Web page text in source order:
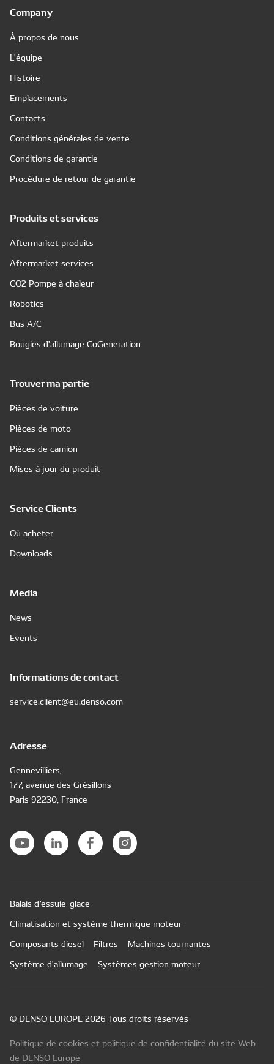
Company
À propos de nous
L'équipe
Histoire
Emplacements
Contacts
Conditions générales de vente
Conditions de garantie
Procédure de retour de garantie
Produits et services
Aftermarket produits
Aftermarket services
CO2 Pompe à chaleur
Robotics
Bus A/C
Bougies d'allumage CoGeneration
Trouver ma partie
Pièces de voiture
Pièces de moto
Pièces de camion
Mises à jour du produit
Service Clients
Où acheter
Downloads
Media
News
Events
Informations de contact
service.client@eu.denso.com
Adresse
Gennevilliers,
177, avenue des Grésillons
Paris 92230, France
Balais d’essuie-glace
Climatisation et système thermique moteur
Composants diesel
Filtres
Machines tournantes
Système d'allumage
Systèmes gestion moteur
© DENSO EUROPE 2026 Tous droits réservés
Politique de cookies et politique de confidentialité du site Web
de DENSO Europe